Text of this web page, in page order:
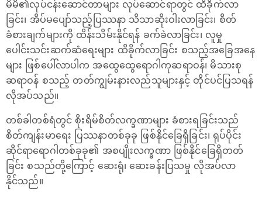
မိမိ၏လုပ်ငန်းဆောင်တာများ လုပ်ဆောင်ရာတွင် ထိခိုက်လာ
ခြင်း၊ အိပ်မပျော်သည့်ပြဿနာ သိသာဆိုးဝါးလာခြင်း၊ စိတ်
ခံစားချက်များကို ထိန်းသိမ်းနိုင်ရန် ခက်ခဲလာခြင်း၊ လူမှု
ပေါင်းသင်းဆက်ဆံရေးများ ထိခိုက်လာခြင်း စသည့်အခြေအနေ
များ ဖြစ်ပေါ်လာပါက အထွေထွေရောဂါကုဆရာဝန်၊ မိသားစု
ဆရာဝန် စသည့် တတ်ကျွမ်းနားလည်သူများနှင့် တိုင်ပင်ပြသရန်
လိုအပ်သည်။
တစ်ခါတစ်ရံတွင် စိုးရိမ်စိတ်လက္ခဏာများ ခံစားရခြင်းသည်
စိတ်ကျန်းမာရေး ပြဿနာတစ်ခုခု ဖြစ်နိုင်ခြေရှိခြင်း၊ ရုပ်ပိုင်း
ဆိုင်ရာရောဂါတစ်ခုခု၏ အစပျိုးလက္ခဏာ ဖြစ်နိုင်ခြေရှိတတ်
ခြင်း စသည်တို့ကြောင့် ဆေးရုံ၊ ဆေးခန်းပြသမှု လိုအပ်လာ
နိုင်သည်။